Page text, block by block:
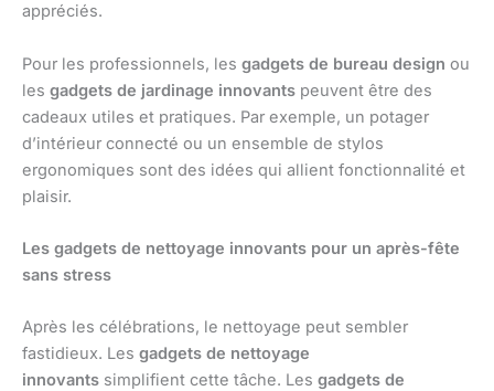
appréciés.
Pour les professionnels, les gadgets de bureau design ou
les gadgets de jardinage innovants peuvent être des
cadeaux utiles et pratiques. Par exemple, un potager
d’intérieur connecté ou un ensemble de stylos
ergonomiques sont des idées qui allient fonctionnalité et
plaisir.
Les gadgets de nettoyage innovants pour un après-fête
sans stress
Après les célébrations, le nettoyage peut sembler
fastidieux. Les gadgets de nettoyage
innovants simplifient cette tâche. Les gadgets de